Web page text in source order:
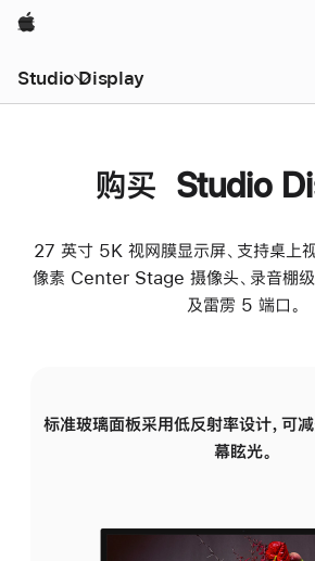
Apple
Studio Display
购买 Studio
27 英寸 5K 视网膜显示屏、支持桌上
像素 Center Stage 摄像头、录音棚级
及雷雳 5 端口。
标准玻璃面板采用低反射率设计，可
幕眩光。